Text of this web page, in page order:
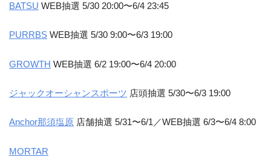
BATSU WEB抽選 5/30 20:00〜6/4 23:45
PURRBS WEB抽選 5/30 9:00〜6/3 19:00
GROWTH WEB抽選 6/2 19:00〜6/4 20:00
ジャックオーシャンスポーツ 店頭抽選 5/30〜6/3 19:00
Anchor那須塩原 店舗抽選 5/31〜6/1／WEB抽選 6/3〜6/4 8:00
MORTAR